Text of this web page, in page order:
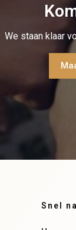
We staan klaar
Snel